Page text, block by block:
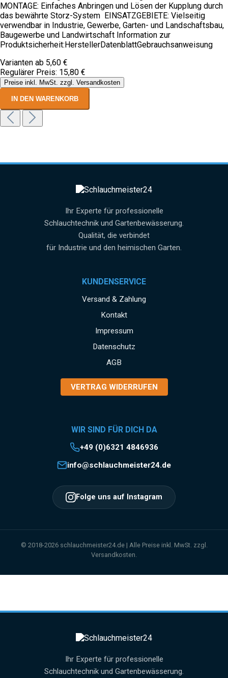
MONTAGE: Einfaches Anbringen und Lösen der Kupplung durch
das bewährte Storz-System EINSATZGEBIETE: Vielseitig
verwendbar in Industrie, Gewerbe, Garten- und Landschaftsbau,
Baugewerbe und Landwirtschaft Information zur
Produktsicherheit:HerstellerDatenblattGebrauchsanweisung
Varianten ab 5,60 €
Regulärer Preis: 15,80 €
Preise inkl. MwSt. zzgl. Versandkosten
IN DEN WARENKORB
Ihr Experte für professionelle
Schlauchtechnik und Gartenbewässerung.
Qualität, die verbindet
für Industrie und den heimischen Garten.
KUNDENSERVICE
Versand & Zahlung
Kontakt
Impressum
Datenschutz
AGB
VERTRAG WIDERRUFEN
WIR SIND FÜR DICH DA
+49 (0)6321 4846936
info@schlauchmeister24.de
Folge uns auf Instagram
© 2018-2026 schlauchmeister24.de | Alle Preise inkl. MwSt. zzgl.
Versandkosten.
Ihr Experte für professionelle
Schlauchtechnik und Gartenbewässerung.